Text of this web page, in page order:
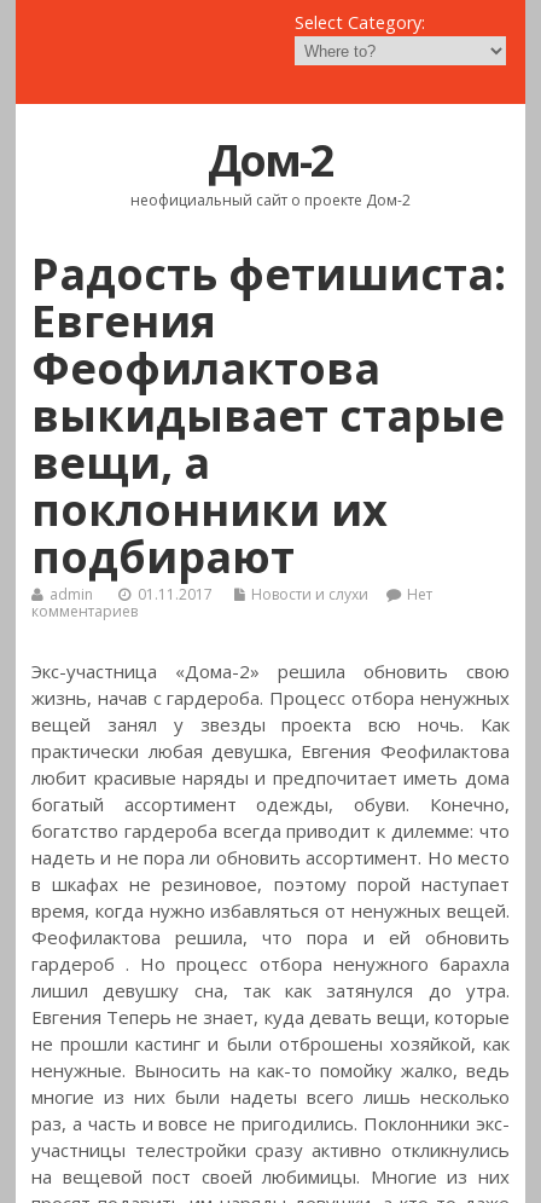
Select Category:
Дом-2
неофициальный сайт о проекте Дом-2
Радость фетишиста:
Евгения
Феофилактова
выкидывает старые
вещи, а
поклонники их
подбирают
admin 01.11.2017 Новости и слухи
Нет
комментариев
Экс-участница «Дома-2» решила обновить свою
жизнь, начав с гардероба. Процесс отбора ненужных
вещей занял у звезды проекта всю ночь. Как
практически любая девушка, Евгения Феофилактова
любит красивые наряды и предпочитает иметь дома
богатый ассортимент одежды, обуви. Конечно,
богатство гардероба всегда приводит к дилемме: что
надеть и не пора ли обновить ассортимент. Но место
в шкафах не резиновое, поэтому порой наступает
время, когда нужно избавляться от ненужных вещей.
Феофилактова решила, что пора и ей обновить
гардероб . Но процесс отбора ненужного барахла
лишил девушку сна, так как затянулся до утра.
Евгения Теперь не знает, куда девать вещи, которые
не прошли кастинг и были отброшены хозяйкой, как
ненужные. Выносить на как-то помойку жалко, ведь
многие из них были надеты всего лишь несколько
раз, а часть и вовсе не пригодились. Поклонники экс-
участницы телестройки сразу активно откликнулись
на вещевой пост своей любимицы. Многие из них